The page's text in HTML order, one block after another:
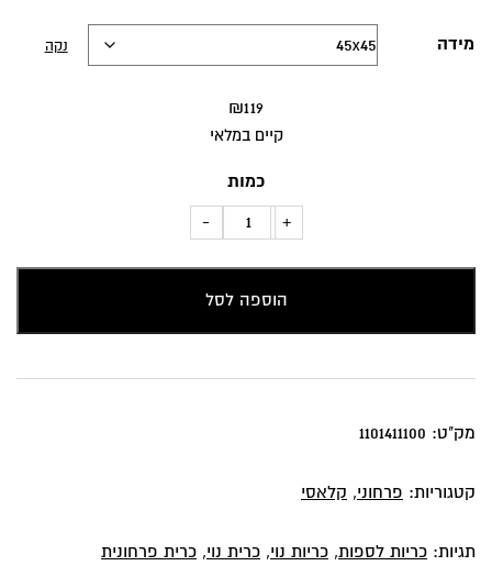
מידה נקה
₪119
קיים במלאי
כמות
+
כמות
נוי
פרחים
-
הוספה לסל
מק"ט: 1101411100
קטגוריות: פרחוני, קלאסי
תגיות: כריות לספות, כריות נוי, כרית נוי, כרית פרחונית